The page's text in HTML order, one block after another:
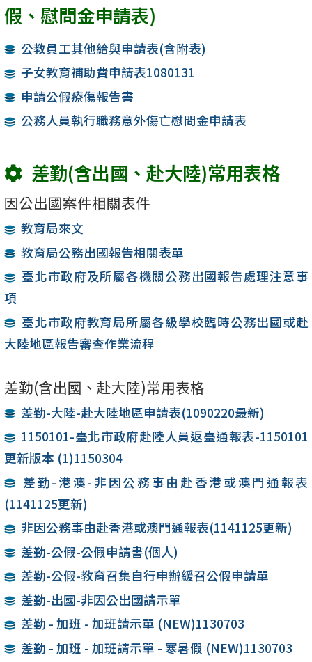
假、慰問金申請表)
公教員工其他給與申請表(含附表)
子女教育補助費申請表1080131
申請公假療傷報告書
公務人員執行職務意外傷亡慰問金申請表
差勤(含出國、赴大陸)常用表格
因公出國案件相關表件
教育局來文
教育局公務出國報告相關表單
臺北市政府及所屬各機關公務出國報告處理注意事
項
臺北市政府教育局所屬各級學校臨時公務出國或赴
大陸地區報告審查作業流程
差勤(含出國、赴大陸)常用表格
差勤-大陸-赴大陸地區申請表(1090220最新)
1150101-臺北市政府赴陸人員返臺通報表-1150101
更新版本 (1)1150304
差勤-港澳-非因公務事由赴香港或澳門通報表
(1141125更新)
非因公務事由赴香港或澳門通報表(1141125更新)
差勤-公假-公假申請書(個人)
差勤-公假-教育召集自行申辦緩召公假申請單
差勤-出國-非因公出國請示單
差勤 - 加班 - 加班請示單 (NEW)1130703
差勤 - 加班 - 加班請示單 - 寒暑假 (NEW)1130703